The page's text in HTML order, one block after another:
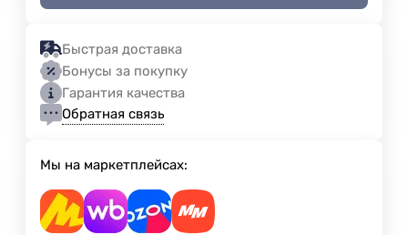
Быстрая доставка
Бонусы за покупку
Гарантия качества
Обратная связь
Мы на маркетплейсах: